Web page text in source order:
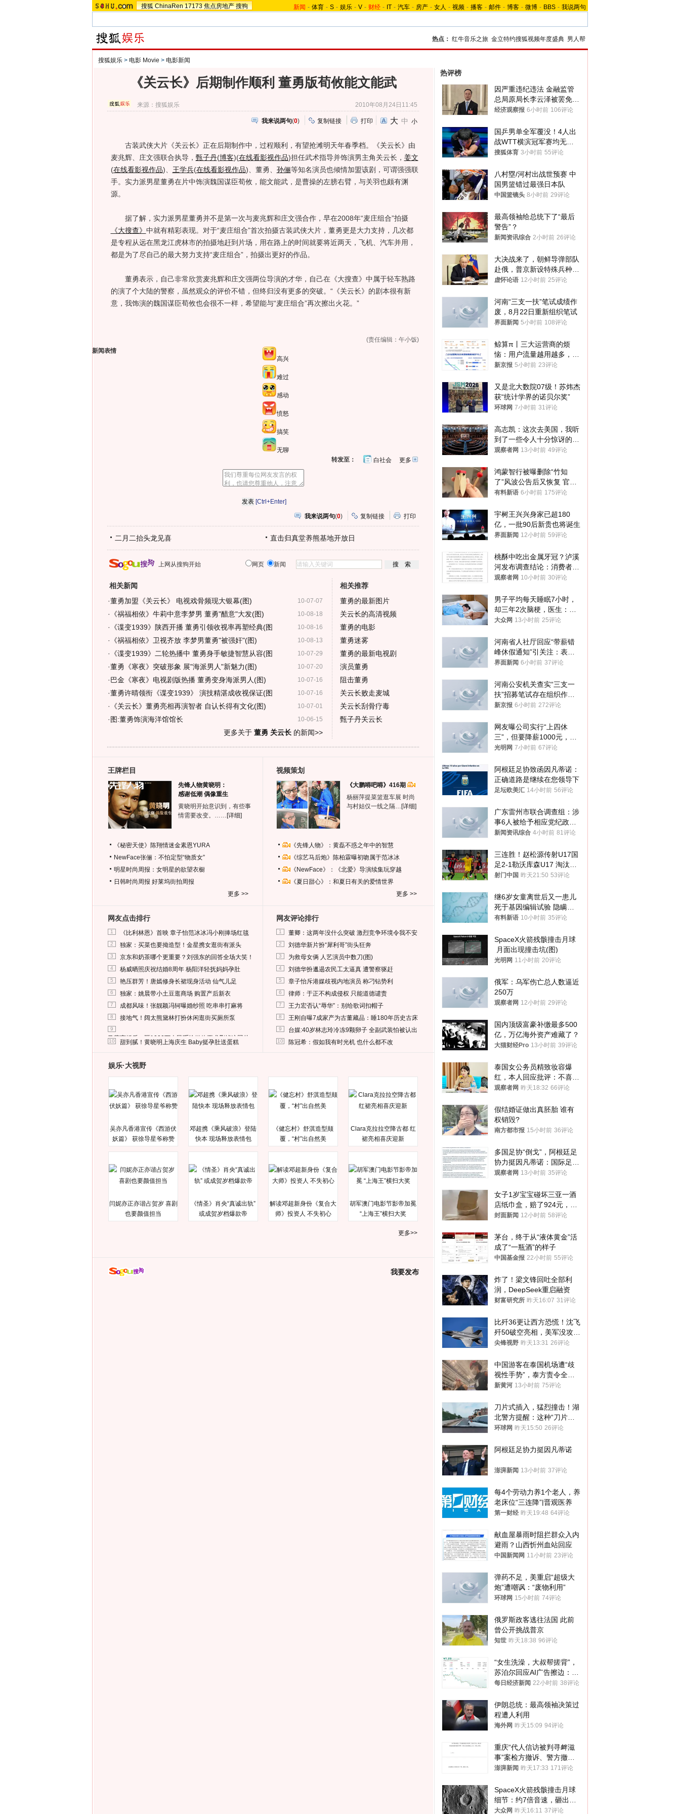
搜狐 ChinaRen 17173 焦点房地产 搜狗 新闻 - 体育 - S - 娱乐 - V - 财经 - IT - 汽车 - 房产 - 女人 - 视频 - 播客 - 邮件 - 博客 - 微博 - BBS - 我说两句
热点： 红牛音乐之旅 金立特约搜狐视频年度盛典 男人帮
搜狐娱乐 > 电影 Movie > 电影新闻
《关云长》后期制作顺利 董勇版荀攸能文能武
来源：搜狐娱乐 2010年08月24日11:45
我来说两句(0) 复制链接 打印 大 中 小
古装武侠大片《关云长》正在后期制作中，过程顺利，有望抢滩明天年春季档。《关云长》由
麦兆辉、庄文强联合执导， 甄子丹(博客)(在线看影视作品)担任武术指导并饰演男主角关云长， 姜文
(在线看影视作品) 王学兵(在线看影视作品) 、董勇、 孙俪等知名演员也倾情加盟该剧，可谓强强联
手。实力派男星董勇在片中饰演魏国谋臣荀攸，能文能武，是曹操的左膀右臂，与关羽也颇有渊
源。
据了解，实力派男星董勇并不是第一次与麦兆辉和庄文强合作，早在2008年“麦庄组合”拍摄
《大搜查》 中就有精彩表现。对于“麦庄组合”首次拍摄古装武侠大片，董勇更是大力支持，几次都
是专程从远在黑龙江虎林市的拍摄地赶到片场，用在路上的时间就要将近两天，飞机、汽车并用，
都是为了尽自己的最大努力支持“麦庄组合”，拍摄出更好的作品。
董勇表示，自己非常欣赏麦兆辉和庄文强两位导演的才华，自己在《大搜查》中属于轻车熟路
的演了个大陆的警察，虽然观众的评价不错，但终归没有更多的突破。“《关云长》的剧本很有新
意，我饰演的魏国谋臣荀攸也会很不一样，希望能与“麦庄组合”再次擦出火花。”
(责任编辑：午小饭)
新闻表情
高兴
难过
感动
愤怒
搞笑
无聊
更多开
转发至： 白社会
[Ctrl+Enter]
我来说两句(0) 复制链接 打印
二月二抬头龙见喜 直击归真堂养熊基地开放日
上网从搜狗开始 网页 新闻
相关新闻
10-07-07
·董勇加盟《关云长》 电视戏骨频现大银幕(图)
10-08-18
· 《祸福相依》牛莉中意李梦男 董勇"醋意"大发(图)
10-08-16
· 《谍变1939》陕西开播 董勇引领收视率再塑经典(图
10-08-13
· 《祸福相依》卫视齐放 李梦男董勇"被强奸"(图)
10-07-29
· 《谍变1939》二轮热播中 董勇身手敏捷智慧从容(图
10-07-20
·董勇《寒夜》突破形象 展"海派男人"新魅力(图)
10-07-16
·巴金《寒夜》电视剧版热播 董勇变身海派男人(图)
10-07-16
·董勇许晴领衔《谍变1939》 演技精湛成收视保证(图
10-07-01
· 《关云长》董勇亮相再演智者 自认长得有文化(图)
10-06-15
· 图:董勇饰演海洋馆馆长
更多关于 董勇 关云长的新闻>>
相关推荐
董勇的最新图片
关云长的高清视频
董勇的电影
董勇迷雾
董勇的最新电视剧
演员董勇
阻击董勇
关云长败走麦城
关云长刮骨疗毒
甄子丹关云长
王牌栏目
先锋人物黄晓明：
感谢低潮 偶像重生
黄晓明开始意识到，有些事
情需要改变。…… [详细]
《秘密天使》陈翔情迷金素恩YURA
NewFace张俪：不怕定型“物质女”
明星时尚周报：女明星的欲望衣橱
日韩时尚周报 好莱坞街拍周报
更多 >>
视频策划
《大鹏嘚吧嘚》416期
杨丽萍提菜篮逛车展 时尚
与村姑仅一线之隔… [详细]
《先锋人物》：黄磊不惑之年中的智慧
《综艺马后炮》陈柏霖曝初吻属于范冰冰
《NewFace》：《北爱》导演续集玩穿越
《夏日甜心》：和夏日有关的爱情世界
更多 >>
网友点击排行
1 《比利林恩》首映 章子怡范冰冰冯小刚捧场红毯
2 独家：买菜也要拗造型！金星携女逛街有派头
3 京东和奶茶哪个更重要？刘强东的回答全场大笑！
4 杨威晒照庆祝结婚8周年 杨阳洋轻抚妈妈孕肚
5 艳压群芳！唐嫣修身长裙现身活动 仙气儿足
6 独家：姚晨带小土豆逛商场 购置产后新衣
7 成都风味！张靓颖冯轲曝婚纱照 吃串串打麻将
8 接地气！阔太熊黛林打扮休闲逛街买厕所泵
9
马蓉离婚后，砸1000万人民币给媒体要求删掉这照片
10 甜到腻！黄晓明上海庆生 Baby挺孕肚送蛋糕
网友评论排行
1 董卿：这两年没什么突破 激烈竞争环境令我不安
2 刘德华新片扮“犀利哥”街头狂奔
3 为救母女俩 人艺演员中数刀(图)
4 刘德华扮邋遢农民工太逼真 遭警察驱赶
5 章子怡斥港媒歧视内地演员 称刁钻势利
6 律师：于正不构成侵权 只能道德谴责
7 王力宏否认“辱华”：别给歌词扣帽子
8 王刚自曝7成家产为古董藏品：睡180年历史古床
9 台媒:40岁林志玲冷冻9颗卵子 全副武装怕被认出
10 陈冠希：假如我有时光机 也什么都不改
娱乐·大视野
吴亦凡香港宣传《西游伏
妖篇》 获徐导星爷称赞
邓超携《乘风破浪》登陆
快本 现场释放表情包
《健忘村》舒淇造型颠
覆，“村”出自然美
Clara克拉拉空降古都 红
裙亮相喜庆迎新
闫妮亦正亦谐占贺岁 喜剧
也要颜值担当
《情圣》肖央“真诚出轨”
或成贺岁档爆款帝
解读邓超新身份《复合大
师》投资人 不失初心
胡军澳门电影节影帝加冕
“上海王”横扫大奖
更多>>
我要发布
热评榜
因严重违纪违法 金融监管
总局原局长李云泽被罢免全
国人大代表
经济观察报 6小时前 106评论
国乒男单全军覆没！4人出
战WTT横滨冠军赛均无缘
八强
搜狐体育 3小时前 55评论
八村塁/河村出战世预赛 中
国男篮错过最强日本队
中国篮镜头 8小时前 29评论
最高领袖给总统下了“最后
警告”？
新闻资讯综合 2小时前 26评论
大决战来了，朝鲜导弹部队
赴俄，普京新设特殊兵种，
76岁老将扛旗
虚怀论语 12小时前 25评论
河南“三支一扶”笔试成绩作
废，8月22日重新组织笔试
界面新闻 5小时前 108评论
鲸算π丨三大运营商的烦
恼：用户流量越用越多，收
入却越来越少
新京报 5小时前 23评论
又是北大数院07级！苏炜杰
获“统计学界的诺贝尔奖”
环球网 7小时前 31评论
高志凯：这次去美国，我听
到了一些令人十分惊讶的消
息
观察者网 13小时前 49评论
鸿蒙智行被曝删除“竹知
了”风波公告后又恢复 官媒
曾力挺：劝华为要大度的，
有料新语 6小时前 175评论
宇树王兴兴身家已超180
亿，一批90后新贵也将诞生
界面新闻 12小时前 59评论
桃酥中吃出金属牙冠？泸溪
河发布调查结论：消费者已
澄清，所发视频情况不属实
观察者网 10小时前 30评论
男子平均每天睡眠7小时，
却三年2次脑梗，医生：这
样睡觉更伤身
大众网 13小时前 25评论
河南省人社厅回应“带薪错
峰休假通知”引关注：表述
不够准确，待修改后印发
界面新闻 6小时前 37评论
河南公安机关查实“三支一
扶”招募笔试存在组织作弊
犯罪行为
新京报 6小时前 272评论
网友曝公司实行“上四休
三”，但要降薪1000元，不
接受只能辞职
光明网 7小时前 67评论
阿根廷足协致函因凡蒂诺：
正确道路是继续在您领导下
足坛欧美汇 14小时前 56评论
广东雷州市联合调查组：涉
事6人被给予相应党纪政务
处分和组织处理
新闻资讯综合 4小时前 81评论
三连胜！赵松源传射U17国
足2-1勒沃库森U17 淘汰赛
将战河床
射门中国 昨天21:50 53评论
继6岁女童离世后又一患儿
死于基因编辑试验 隐瞒一
年才对外披露
有料新语 10小时前 35评论
SpaceX火箭残骸撞击月球
月面出现撞击坑(图)
光明网 11小时前 20评论
俄军：乌军伤亡总人数逼近
250万
观察者网 12小时前 29评论
国内顶级富豪补缴最多500
亿，万亿海外资产难藏了？
大猫财经Pro 13小时前 39评论
泰国女公务员精致妆容爆
红，本人回应批评：不喜欢
就别看
观察者网 昨天18:32 66评论
假结婚证做出真胚胎 谁有
权销毁?
南方都市报 15小时前 36评论
多国足协“倒戈”，阿根廷足
协力挺因凡蒂诺：国际足联
今后应继续在其领导下前行
观察者网 13小时前 35评论
女子1岁宝宝碰坏三亚一酒
店纸巾盒，赔了924元，发
帖吐槽后酒店退还一半的
封面新闻 12小时前 58评论
茅台，终于从“液体黄金”活
成了“一瓶酒”的样子
中国基金报 22小时前 55评论
炸了！梁文锋回吐全部利
润，DeepSeek重启融资
财富研究所 昨天16:07 31评论
比歼36更让西方恐慌！沈飞
歼50破空亮相，美军没攻克
的技术被拿下
尖锋视野 昨天13:31 26评论
中国游客在泰国机场遭“歧
视性手势”，泰方责令全面
调查，对责任人采取最严厉
新黄河 13小时前 75评论
刀片式插入，猛烈撞击！湖
北警方提醒：这种“刀片超
车”，太危险了
环球网 昨天15:50 26评论
阿根廷足协力挺因凡蒂诺
澎湃新闻 13小时前 37评论
每4个劳动力养1个老人，养
老床位“三连降”|晋观医养
第一财经 昨天19:48 64评论
献血屋暴雨时阻拦群众入内
避雨？山西忻州血站回应
中国新闻网 11小时前 23评论
弹药不足，美重启“超级大
炮”遭嘲讽：“废物利用”
环球网 15小时前 74评论
俄罗斯政客逃往法国 此前
曾公开挑战普京
知世 昨天18:38 96评论
“女生洗澡，大叔帮搓背”，
苏泊尔回应AI广告擦边：视
频全下架，已强化内容管理
每日经济新闻 22小时前 38评论
伊朗总统：最高领袖决策过
程遭人利用
海外网 昨天15:09 94评论
重庆“代人信访被判寻衅滋
事”案检方撤诉、警方撤
案，两被告人获国赔
澎湃新闻 昨天17:33 171评论
SpaceX火箭残骸撞击月球
细节：约7倍音速，砸出直
径约30米撞击坑
大众网 昨天16:11 37评论